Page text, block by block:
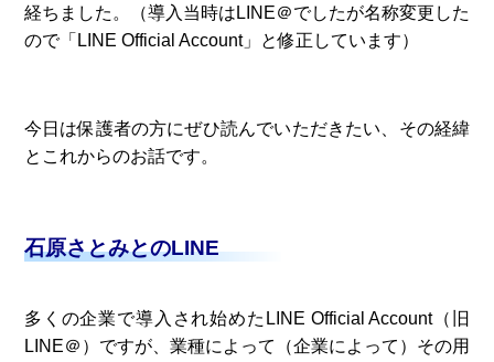
経ちました。（導入当時はLINE＠でしたが名称変更した
ので「LINE Official Account」と修正しています）
今日は保護者の方にぜひ読んでいただきたい、その経緯
とこれからのお話です。
石原さとみとのLINE
多くの企業で導入され始めたLINE Official Account（旧
LINE＠）ですが、業種によって（企業によって）その用